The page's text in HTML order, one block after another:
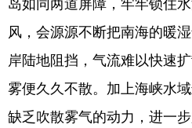
风，会源源不断把南海的暖
岸陆地阻挡，气流难以快速
雾便久久不散。加上海峡水
缺乏吹散雾气的动力，进一